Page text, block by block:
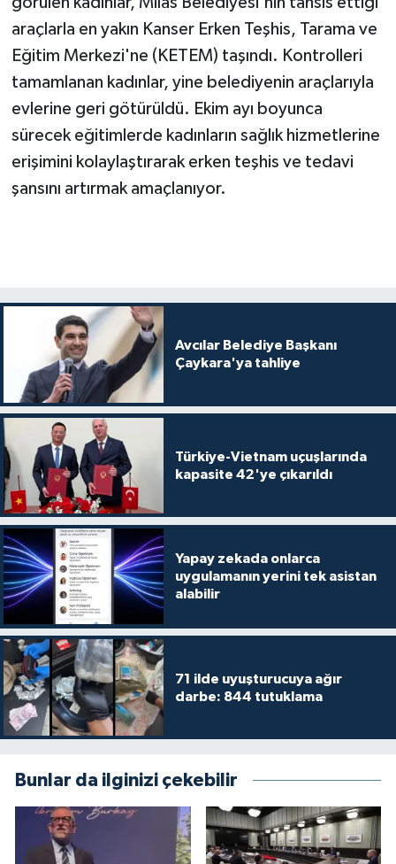
araçlarla en yakın Kanser Erken Teşhis, Tarama ve
Eğitim Merkezi'ne (KETEM) taşındı. Kontrolleri
tamamlanan kadınlar, yine belediyenin araçlarıyla
evlerine geri götürüldü. Ekim ayı boyunca
sürecek eğitimlerde kadınların sağlık hizmetlerine
erişimini kolaylaştırarak erken teşhis ve tedavi
şansını artırmak amaçlanıyor.
Avcılar Belediye Başkanı
Çaykara'ya tahliye
Türkiye-Vietnam uçuşlarında
kapasite 42'ye çıkarıldı
Yapay zekada onlarca
uygulamanın yerini tek asistan
alabilir
71 ilde uyuşturucuya ağır
darbe: 844 tutuklama
Bunlar da ilginizi çekebilir